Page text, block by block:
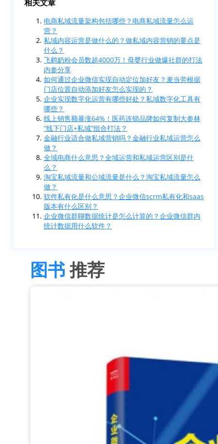
相关文章
电商私域流量架构包括哪些？电商私域流量怎么运
营？
私域内容运营是做什么的？做私域内容营销的要点是
什么？
飞鹤奶粉会员数超4000万！母婴行业做爆社群的打法
内参分享
如何通过企业微信实现自动定位加好友？麦当劳根据
门店位置自动添加好友怎么实现的？
企业实现数字化运营有哪些好处？私域数字化工具有
哪些？
线上销售额暴涨64%！医药连锁品牌如何复制大参林
“线下门店+私域”组合打法？
金融行业适合做私域营销吗？金融行业私域运营怎么
做？
全域电商什么意思？全域运营和私域运营区别是什
么？
淘宝私域流量和公域流量是什么？淘宝私域流量怎么
做？
软件私有化是什么意思？企业微信scrm私有化和saas
版本有什么区别？
企业微信群聊数据统计是怎么计算的？企业微信群内
统计数据用什么软件？
图书推荐